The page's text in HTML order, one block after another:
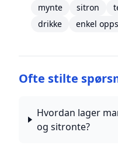
mynte sitron
drikke
enkel
Ofte stilte
Hvordan lager
og sitronte?